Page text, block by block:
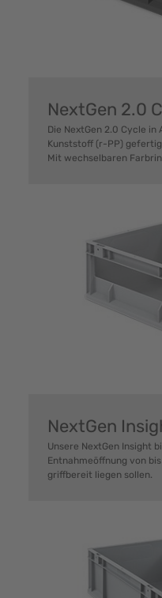
NextGen 2.0
Die NextGen 2.0 Cycle
Kunststoff (r-PP)
Mit wechselbaren
NextGen
Unsere NextGen Insight
Entnahmeöffnung von
griffbereit liegen sollen.